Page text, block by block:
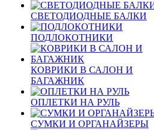
СВЕТОДИОДНЫЕ БАЛКИ
ПОДЛОКОТНИКИ
КОВРИКИ В САЛОН И
БАГАЖНИК
ОПЛЕТКИ НА РУЛЬ
СУМКИ И ОРГАНАЙЗЕРЫ